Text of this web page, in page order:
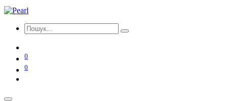
0
0